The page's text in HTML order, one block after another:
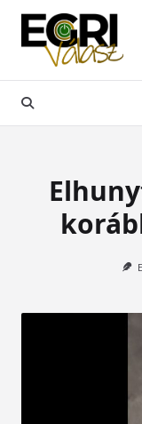
Skip
content